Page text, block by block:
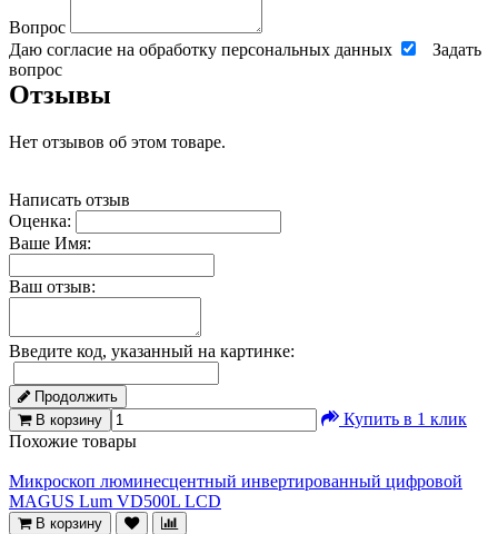
Вопрос
Даю согласие на обработку персональных данных
Задать
вопрос
Отзывы
Нет отзывов об этом товаре.
Написать отзыв
Оценка:
Ваше Имя:
Ваш отзыв:
Введите код, указанный на картинке:
Продолжить
В корзину
Купить в 1 клик
Похожие товары
Микроскоп люминесцентный инвертированный цифровой
MAGUS Lum VD500L LCD
В корзину